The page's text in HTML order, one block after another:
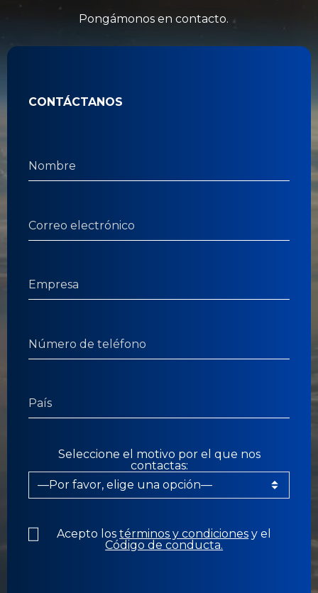
Pongámonos en contacto.
CONTÁCTANOS
Seleccione el motivo por el que nos
contactas:
Acepto lostérminos y condiciones y el
Código de conducta.